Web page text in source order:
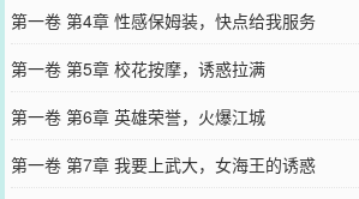
第一卷 第4章 性感保姆装，快点给我服务
第一卷 第5章 校花按摩，诱惑拉满
第一卷 第6章 英雄荣誉，火爆江城
第一卷 第7章 我要上武大，女海王的诱惑